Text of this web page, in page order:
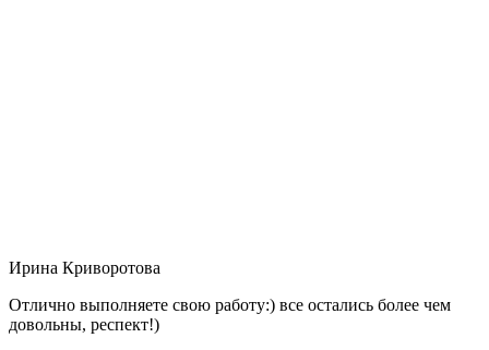
Ирина Криворотова
Отлично выполняете свою работу:) все остались более чем
довольны, респект!)